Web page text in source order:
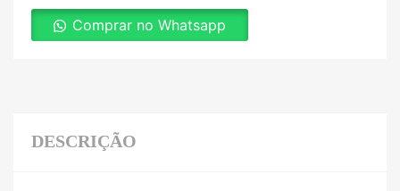
Comprar no Whatsapp
DESCRIÇÃO